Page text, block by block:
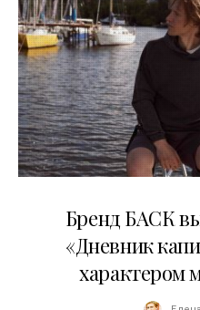
Бренд БАСК
«Дневник
характером